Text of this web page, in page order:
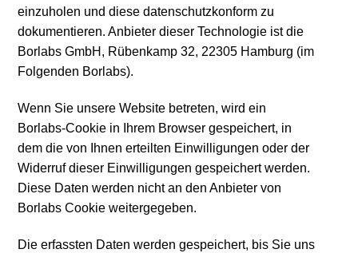
einzuholen und diese datenschutzkonform zu
dokumentieren. Anbieter dieser Technologie ist die
Borlabs GmbH, Rübenkamp 32, 22305 Hamburg (im
Folgenden Borlabs).
Wenn Sie unsere Website betreten, wird ein
Borlabs-Cookie in Ihrem Browser gespeichert, in
dem die von Ihnen erteilten Einwilligungen oder der
Widerruf dieser Einwilligungen gespeichert werden.
Diese Daten werden nicht an den Anbieter von
Borlabs Cookie weitergegeben.
Die erfassten Daten werden gespeichert, bis Sie uns